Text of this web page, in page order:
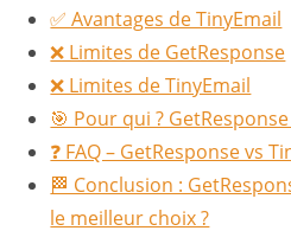
✅ Avantages de TinyEmail
❌ Limites de GetResponse
❌ Limites de TinyEmail
🎯 Pour qui ?
❓ FAQ – GetResponse vs
🏁 Conclusion :
le meilleur choix ?